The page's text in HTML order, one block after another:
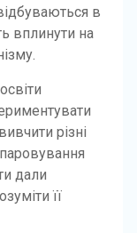
в
вплинути на
різні
дали
її